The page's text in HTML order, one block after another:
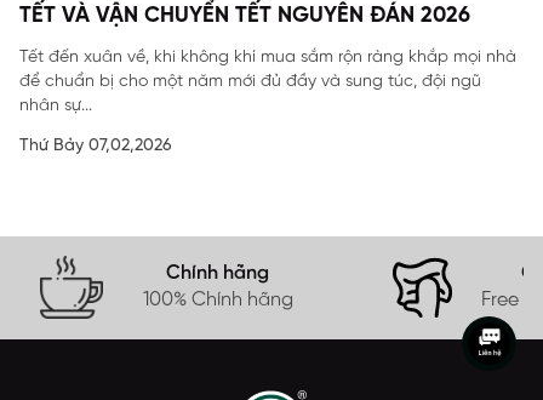
TẾT VÀ VẬN CHUYỂN TẾT NGUYÊN ĐÁN 2026
Tết đến xuân về, khi không khí mua sắm rộn ràng khắp mọi nhà
để chuẩn bị cho một năm mới đủ đầy và sung túc, đội ngũ
nhân sự...
Thứ Bảy 07,02,2026
Chính hãng
100% Chính hãng
Free